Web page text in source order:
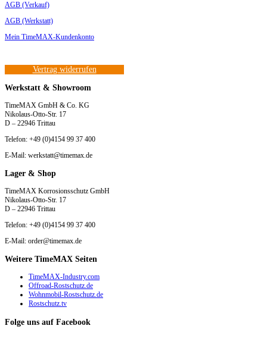
AGB (Verkauf)
AGB (Werkstatt)
Mein TimeMAX-Kundenkonto
Vertrag widerrufen
Werkstatt & Showroom
TimeMAX GmbH & Co. KG
Nikolaus-Otto-Str. 17
D – 22946 Trittau
Telefon: +49 (0)4154 99 37 400
E-Mail: werkstatt@timemax.de
Lager & Shop
TimeMAX Korrosionsschutz GmbH
Nikolaus-Otto-Str. 17
D – 22946 Trittau
Telefon: +49 (0)4154 99 37 400
E-Mail: order@timemax.de
Weitere TimeMAX Seiten
TimeMAX-Industry.com
Offroad-Rostschutz.de
Wohnmobil-Rostschutz.de
Rostschutz.tv
Folge uns auf Facebook